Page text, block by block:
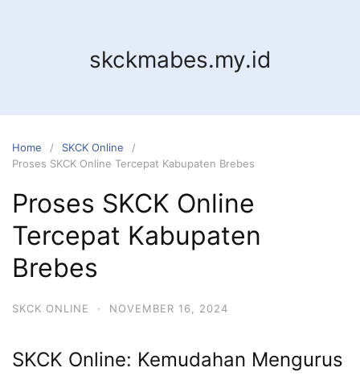
skckmabes.my.id
Home
SKCK Online
Proses SKCK Online Tercepat Kabupaten Brebes
Proses SKCK Online
Tercepat Kabupaten
Brebes
SKCK ONLINE · NOVEMBER 16, 2024
SKCK Online: Kemudahan Mengurus